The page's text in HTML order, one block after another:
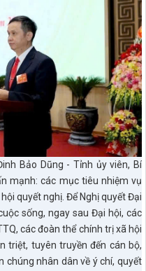
Bảo Dũng - Tỉnh ủy viên, Bí
mạnh: các mục tiêu nhiệm vụ
quyết nghị. Để Nghị quyết Đại
sống, ngay sau Đại hội, các
các đoàn thể chính trị xã hội
triệt, tuyên truyền đến cán bộ,
chúng nhân dân về ý chí, quyết